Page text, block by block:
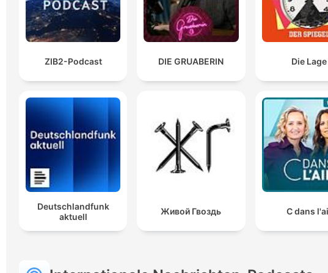
ZIB2-Podcast DIE GRUABERIN Die Lage
Deutschlandfunk
aktuell
Живой Гвоздь C dans